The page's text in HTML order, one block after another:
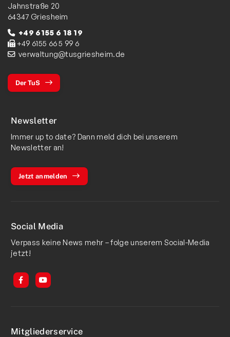
Jahnstraße 20
64347 Griesheim
+49 6155 6 18 19
+49 6155 66 5 99 6
verwaltung@tusgriesheim.de
Der TuS
Newsletter
Immer up to date? Dann meld dich bei unserem
Newsletter an!
Jetzt anmelden
Social Media
Verpass keine News mehr – folge unserem Social-Media
jetzt!
Mitgliederservice